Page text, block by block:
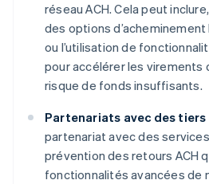
réseau ACH. Cela peut
des options
ou l’utilisation de
pour accélérer les virements
risque de fonds insuffisants.
Partenariats avec des tiers
partenariat avec des
prévention des retours ACH
fonctionnalités avancées de